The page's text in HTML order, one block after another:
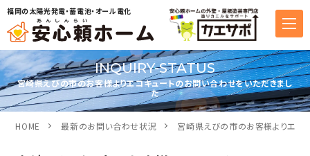
福岡の太陽光発電・蓄電池・オール電化
INQUIRY-STATUS
宮崎県えびの市のお客様よりエコキュートのお問い合わせをいただきまし
た
HOME 最新のお問い合わせ状況 宮崎県えびの市のお客様よりエコ